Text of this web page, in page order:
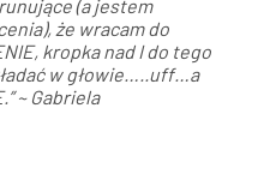
(a jestem
że wracam do
kropka nad I do tego
w głowie…..uff…a
~ Gabriela